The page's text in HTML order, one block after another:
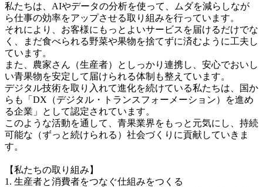
私たちは、AIやデータの分析を使って、ムダを減らしなが
ら仕事の効率をアップさせる取り組みを行っています。
それにより、お客様にもっとよいサービスを届けるだけでな
く、まだ食べられる野菜や果物を捨てずに済むように工夫し
ています。
また、農家さん（生産者）としっかり連携し、安心でおいし
い青果物を安定して届けられる体制も整えています。
デジタル技術を取り入れて進化を続けている私たちは、国か
らも「DX（デジタル・トランスフォーメーション）を進め
る企業」として認定されています。
このような活動を通して、青果業界をもっと元気にし、持続
可能な（ずっと続けられる）社会づくりに貢献していきま
す。
【私たちの取り組み】
1. 生産者と消費者をつなぐ仕組みをつくる